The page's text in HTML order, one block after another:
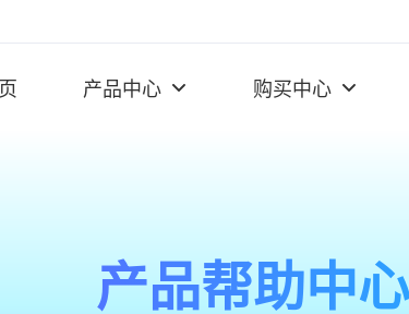
产品中心 购买中心
产品帮助中心